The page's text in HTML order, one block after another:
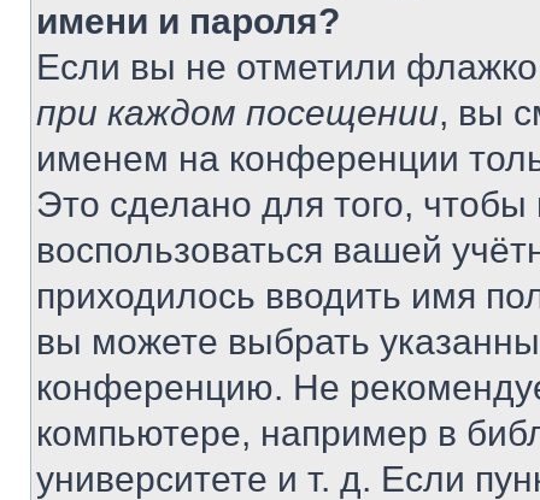
имени и пароля?
Если вы не отметили
при каждом посещении, вы
именем на конференции
Это сделано для того, чтобы
воспользоваться вашей
приходилось вводить имя
вы можете выбрать
конференцию. Не
компьютере, например в
университете и т. д. Если